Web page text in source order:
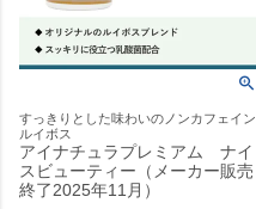
すっきりとした味わいのノンカフェイン
ルイボス
アイナチュラプレミアム ナイ
スビューティー（メーカー販売
終了2025年11月）